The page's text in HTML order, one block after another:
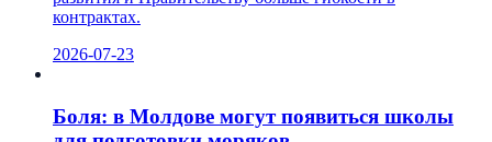
контрактах.
2026-07-23
Боля: в Молдове могут появиться школы